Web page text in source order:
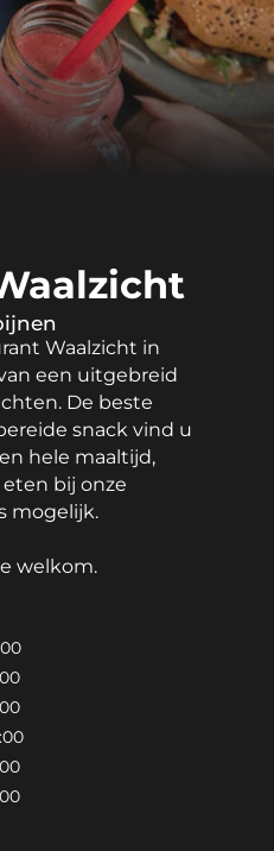
Waalzicht in
een uitgebreid
De beste
snack vind u
hele maaltijd,
bij onze
mogelijk.
welkom.